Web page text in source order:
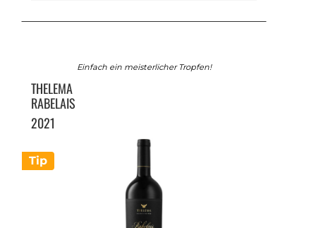
Tip
Einfach ein meisterlicher Tropfen!
THELEMA
RABELAIS
2021